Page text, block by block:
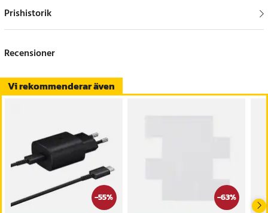
Prishistorik
Vi rekommenderar även
-55% -63%
Recensioner